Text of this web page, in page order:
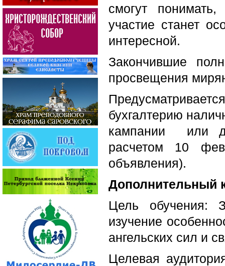
смогут
участие станет
интересной.
Закончившие
просвещения
бухгалтерию
кампании или
расчетом 10
объявления).
Дополнительный
Цель обучения:
изучение
ангельских сил и
Целевая